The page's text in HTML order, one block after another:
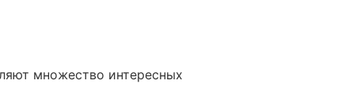
множество интересных